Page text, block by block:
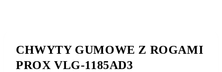
CHWYTY GUMOWE Z ROGAMI
PROX VLG-1185AD3